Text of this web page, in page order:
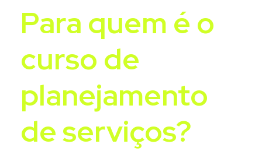
Para quem é o
curso de
planejamento
de serviços?